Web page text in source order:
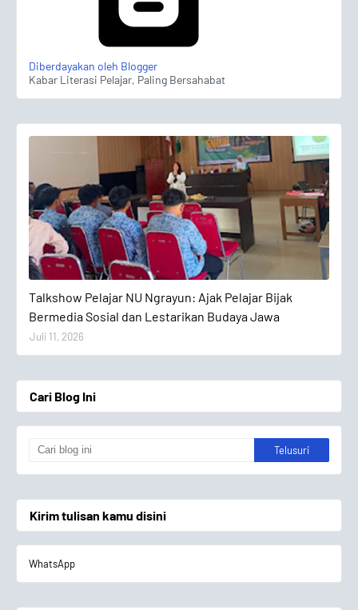
Diberdayakan oleh Blogger
Kabar Literasi Pelajar, Paling Bersahabat
Talkshow Pelajar NU Ngrayun: Ajak Pelajar Bijak
Bermedia Sosial dan Lestarikan Budaya Jawa
Juli 11, 2026
Cari Blog Ini
Kirim tulisan kamu disini
WhatsApp